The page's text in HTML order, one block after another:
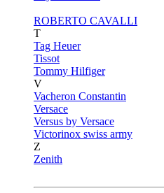
ROBERTO CAVALLI
T
Tag Heuer
Tissot
Tommy Hilfiger
V
Vacheron Constantin
Versace
Versus by Versace
Victorinox swiss army
Z
Zenith